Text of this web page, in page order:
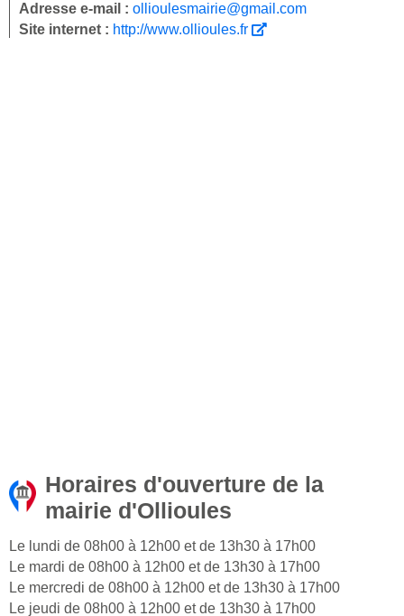
Adresse e-mail : ollioulesmairie@gmail.com
Site internet : http://www.ollioules.fr
Horaires d'ouverture de la
mairie d'Ollioules
Le lundi de 08h00 à 12h00 et de 13h30 à 17h00
Le mardi de 08h00 à 12h00 et de 13h30 à 17h00
Le mercredi de 08h00 à 12h00 et de 13h30 à 17h00
Le jeudi de 08h00 à 12h00 et de 13h30 à 17h00